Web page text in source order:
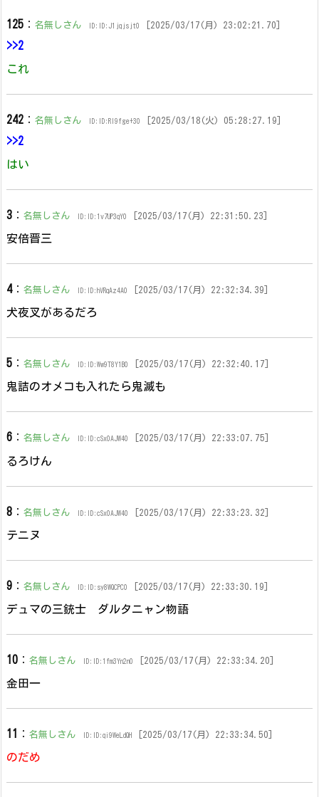
125 ： 名無しさん ID:ID:J1jqjsjt0 [2025/03/17(月) 23:02:21.70]
>>2
これ
242 ： 名無しさん ID:ID:RI9fge+30 [2025/03/18(火) 05:28:27.19]
>>2
はい
3 ： 名無しさん ID:ID:1v7UP3qY0 [2025/03/17(月) 22:31:50.23]
安倍晋三
4： 名無しさん ID:ID:hVRqAz4A0 [2025/03/17(月) 22:32:34.39]
犬夜叉があるだろ
5 ： 名無しさん ID:ID:Ww9T8Y1B0 [2025/03/17(月) 22:32:40.17]
鬼詰のオメコも入れたら鬼滅も
6 ： 名無しさん ID:ID:cSx0AJW40 [2025/03/17(月) 22:33:07.75]
るろけん
8 ： 名無しさん ID:ID:cSx0AJW40 [2025/03/17(月) 22:33:23.32]
テニヌ
9 ： 名無しさん ID:ID:sy8WQCPC0 [2025/03/17(月) 22:33:30.19]
デュマの三銃士 ダルタニャン物語
10 ： 名無しさん ID:ID:1fm3Yn2n0 [2025/03/17(月) 22:33:34.20]
金田一
11 ： 名無しさん ID:ID:qi9WeLdQH [2025/03/17(月) 22:33:34.50]
のだめ